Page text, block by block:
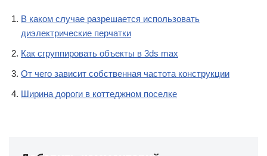
В каком случае разрешается использовать
диэлектрические перчатки
Как сгруппировать объекты в 3ds max
От чего зависит собственная частота конструкции
Ширина дороги в коттеджном поселке